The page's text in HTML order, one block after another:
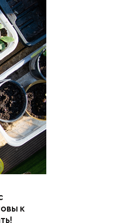
к
важно
же как и